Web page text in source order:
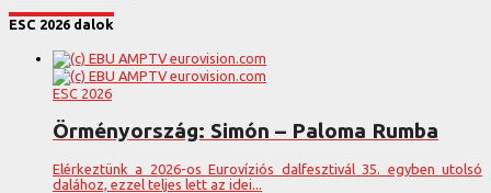
ESC 2026 dalok
ESC 2026
Örményország: Simón – Paloma Rumba
Elérkeztünk a 2026-os Eurovíziós dalfesztivál 35. egyben utolsó
dalához, ezzel teljes lett az idei...